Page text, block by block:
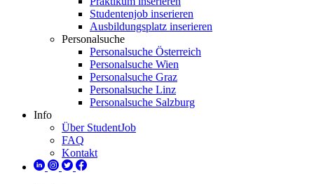
Studentenjob inserieren
Ausbildungsplatz inserieren
Personalsuche
Personalsuche Österreich
Personalsuche Wien
Personalsuche Graz
Personalsuche Linz
Personalsuche Salzburg
Info
Über StudentJob
FAQ
Kontakt